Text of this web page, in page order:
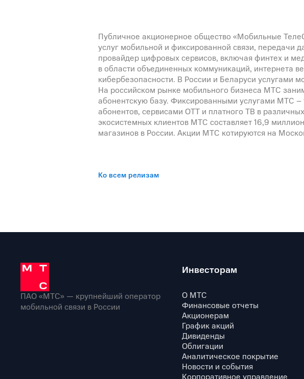
Публичное акционерное общество «Мобильные
услуг мобильной и фиксированной связи, передачи
провайдер цифровых сервисов, включая финтех и
в области объединенных коммуникаций, интернета
кибербезопасности. В России и Беларуси услугами
На российском рынке мобильного бизнеса МТС
абонентскую базу. Фиксированными услугами МТС
абонентов, сервисами OTT и платного ТВ в
экосистемных клиентов МТС составляет 16,9
магазинов в России. Акции МТС котируются на
Ко всем релизам
ПАО «МТС» — крупнейший оператор
мобильной связи в России
Инвесторам
О МТС
Финансовые отчеты
Акционерам
График акций
Дивиденды
Облигации
Аналитическое покрытие
Новости и события